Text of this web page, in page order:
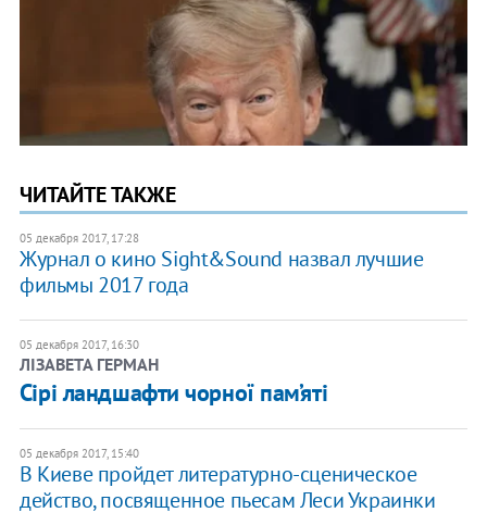
ЧИТАЙТЕ ТАКЖЕ
05 декабря 2017, 17:28
Журнал о кино Sight&Sound назвал лучшие
фильмы 2017 года
05 декабря 2017, 16:30
ЛІЗАВЕТА ГЕРМАН
Сірі ландшафти чорної пам’яті
05 декабря 2017, 15:40
В Киеве пройдет литературно-сценическое
действо, посвященное пьесам Леси Украинки